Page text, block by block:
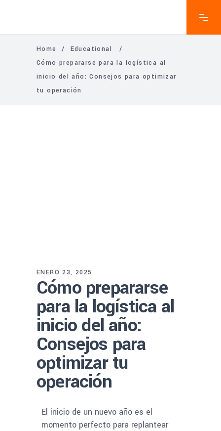
Home / Educational
/
Cómo prepararse para la logística al
inicio del año: Consejos para optimizar
tu operación
ENERO 23, 2025
Cómo prepararse
para la logística al
inicio del año:
Consejos para
optimizar tu
operación
El inicio de un nuevo año es el
momento perfecto para replantear